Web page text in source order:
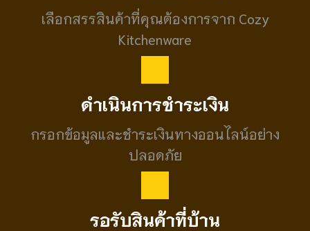
เลือกสรรสินค้าที่คุณต้องการจาก Cozy
Kitchenware
ดำเนินการชำระเงิน
กรอกข้อมูลและชำระเงินทางออนไลน์อย่าง
ปลอดภัย
รอรับสินค้าที่บ้าน